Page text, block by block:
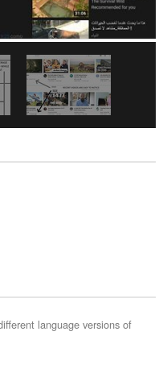
language versions of